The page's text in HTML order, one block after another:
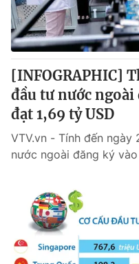
Cơ quan chủ quản:Đài
Cơ quan báo chí:Thời báo
Giấy phép hoạt động báo
cấp ngày 29/12/2023
Tổng Biên tập:Vũ Thanh
Phó Tổng Biên tập:Nguyễn
Nguyễn Trọng Ninh
Tổng đài VTV:
024.38 355
Ðiện thoại Thời báo VTV:
Liên hệ quảng cáo:
[INFOGRAPHIC]
đầu tư nước ngoài
đạt 1,69 tỷ USD
VTV.vn - Tính đến
nước ngoài đăng ký